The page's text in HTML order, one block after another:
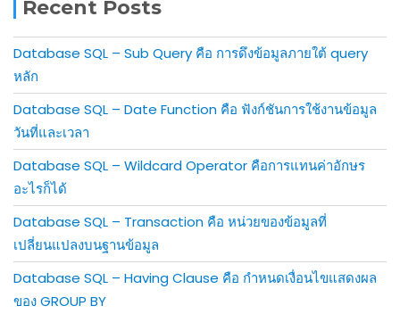
Recent Posts
Database SQL – Sub Query คือ การดึงข้อมูลภายใต้ query
หลัก
Database SQL – Date Function คือ ฟังก์ชันการใช้งานข้อมูล
วันที่และเวลา
Database SQL – Wildcard Operator คือการแทนค่าอักษร
อะไรก็ได้
Database SQL – Transaction คือ หน่วยของข้อมูลที่
เปลี่ยนแปลงบนฐานข้อมูล
Database SQL – Having Clause คือ กำหนดเงื่อนไขแสดงผล
ของ GROUP BY